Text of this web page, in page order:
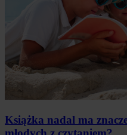
Książka nadal ma